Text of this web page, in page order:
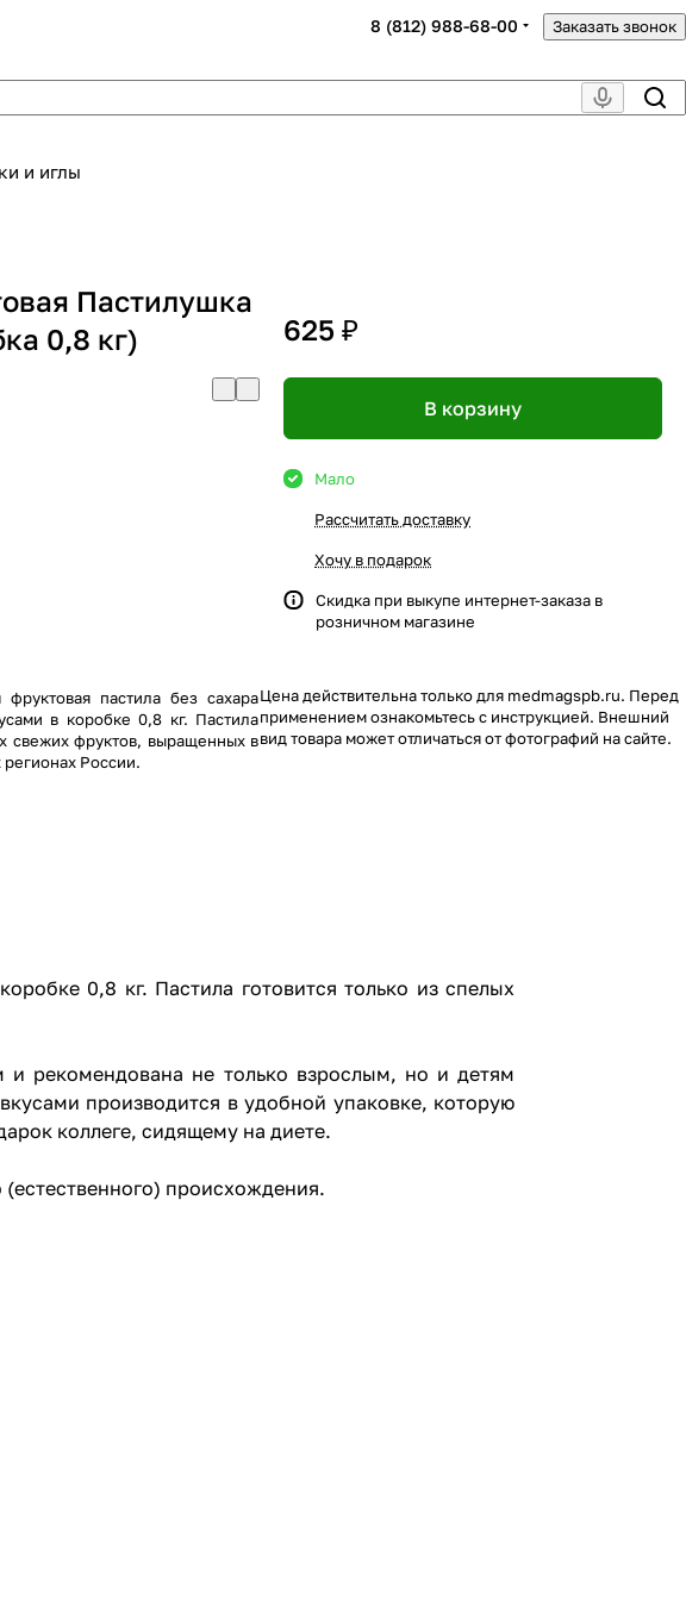
8 (812) 988-68-00 Заказать звонок
и иглы
Пастилушка
0,8 кг)
фруктовая пастила без сахара
в коробке 0,8 кг. Пастила
свежих фруктов, выращенных в
регионах России.
625 ₽
В корзину
Мало
Рассчитать доставку
Хочу в подарок
Скидка при выкупе интернет-заказа в
розничном магазине
Цена действительна только для medmagspb.ru. Перед
применением ознакомьтесь с инструкцией. Внешний
вид товара может отличаться от фотографий на сайте.
0,8 кг. Пастила готовится только из спелых
и рекомендована не только взрослым, но и детям
производится в удобной упаковке, которую
коллеге, сидящему на диете.
происхождения.